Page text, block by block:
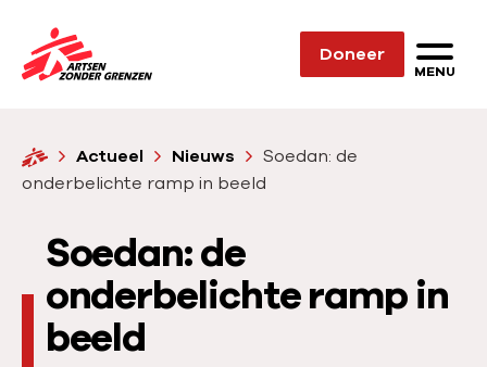
Sla navigatie over
N
r
d
Doneer
MENU
H
o
e
Actueel Nieuws
Soedan: de
onderbelichte ramp in beeld
Soedan: de
onderbelichte ramp in
beeld